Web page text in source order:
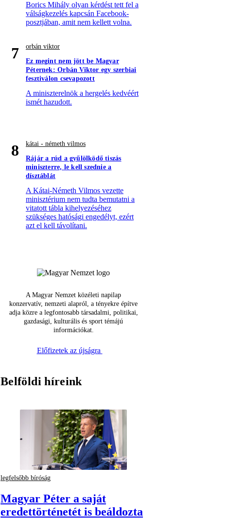
Borics Mihály olyan kérdést tett fel a
válságkezelés kapcsán Facebook-
posztjában, amit nem kellett volna.
7
orbán viktor
Ez megint nem jött be Magyar
Péternek: Orbán Viktor egy szerbiai
fesztiválon csevapozott
A miniszterelnök a hergelés kedvéért
ismét hazudott.
8
kátai - németh vilmos
Rájár a rúd a gyűlölködő tiszás
miniszterre, le kell szednie a
dísztáblát
A Kátai-Németh Vilmos vezette
minisztérium nem tudta bemutatni a
vitatott tábla kihelyezéséhez
szükséges hatósági engedélyt, ezért
azt el kell távolítani.
A Magyar Nemzet közéleti napilap
konzervatív, nemzeti alapról, a tényekre építve
adja közre a legfontosabb társadalmi, politikai,
gazdasági, kulturális és sport témájú
információkat.
Előfizetek az újságra
Belföldi híreink
legfelsőbb bíróság
Magyar Péter a saját
eredettörténetét is beáldozta